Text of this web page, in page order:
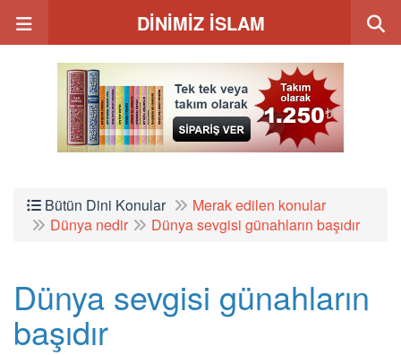
DİNİMİZ İSLAM
Bütün Dini Konular
Merak edilen konular
Dünya nedir
Dünya sevgisi günahların başıdır
Dünya sevgisi günahların
başıdır